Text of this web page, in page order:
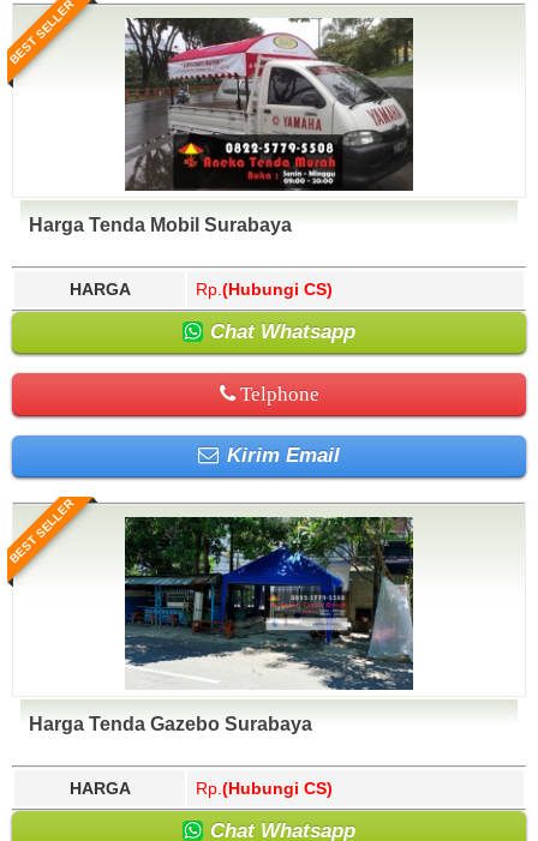
BEST SELLER
Harga Tenda Mobil Surabaya
HARGA Rp. (Hubungi CS)
Chat Whatsapp
Telphone
Kirim Email
BEST SELLER
Harga Tenda Gazebo Surabaya
HARGA Rp. (Hubungi CS)
Chat Whatsapp